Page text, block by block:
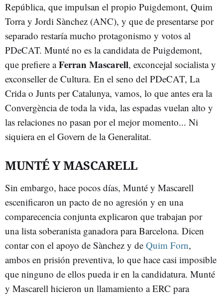
República, que impulsan el propio Puigdemont, Quim
Torra y Jordi Sànchez (ANC), y que de presentarse por
separado restaría mucho protagonismo y votos al
PDeCAT. Munté no es la candidata de Puigdemont,
que prefiere aFerran Mascarell, exconcejal socialista y
exconseller de Cultura. En el seno del PDeCAT, La
Crida o Junts per Catalunya, vamos, lo que antes era la
Convergència de toda la vida, las espadas vuelan alto y
las relaciones no pasan por el mejor momento... Ni
siquiera en el Govern de la Generalitat.
MUNTÉ Y MASCARELL
Sin embargo, hace pocos días, Munté y Mascarell
escenificaron un pacto de no agresión y en una
comparecencia conjunta explicaron que trabajan por
una lista soberanista ganadora para Barcelona. Dicen
contar con el apoyo de Sànchez y de Quim Forn,
ambos en prisión preventiva, lo que hace casi imposible
que ninguno de ellos pueda ir en la candidatura. Munté
y Mascarell hicieron un llamamiento a ERC para